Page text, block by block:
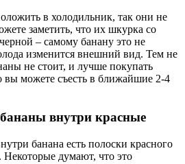
в холодильник, так они не
заметить, что их шкурка со
– самому банану это не
изменится внешний вид. Тем не
не стоит, и лучше покупать
вы можете съесть в ближайшие 2-4
внутри красные
банана есть полоски красного
Некоторые думают, что это